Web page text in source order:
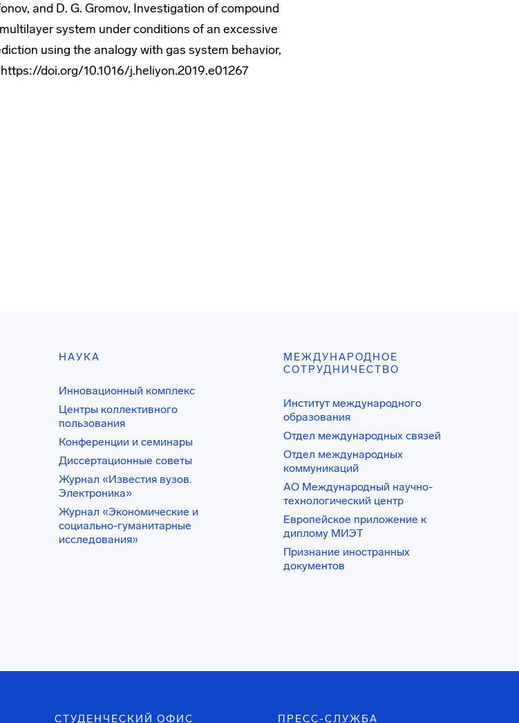
and D. G. Gromov, Investigation of compound
system under conditions of an excessive
using the analogy with gas system behavior,
https://doi.org/10.1016/j.heliyon.2019.e01267
НАУКА
Инновационный комплекс
Центры коллективного
пользования
Конференции и семинары
Диссертационные советы
Журнал «Известия вузов.
Электроника»
Журнал «Экономические и
социально-гуманитарные
исследования»
МЕЖДУНАРОДНОЕ
СОТРУДНИЧЕСТВО
Институт международного
образования
Отдел международных связей
Отдел международных
коммуникаций
АО Международный научно-
технологический центр
Европейское приложение к
диплому МИЭТ
Признание иностранных
документов
СТУДЕНЧЕСКИЙ ОФИС ПРЕСС-СЛУЖБА